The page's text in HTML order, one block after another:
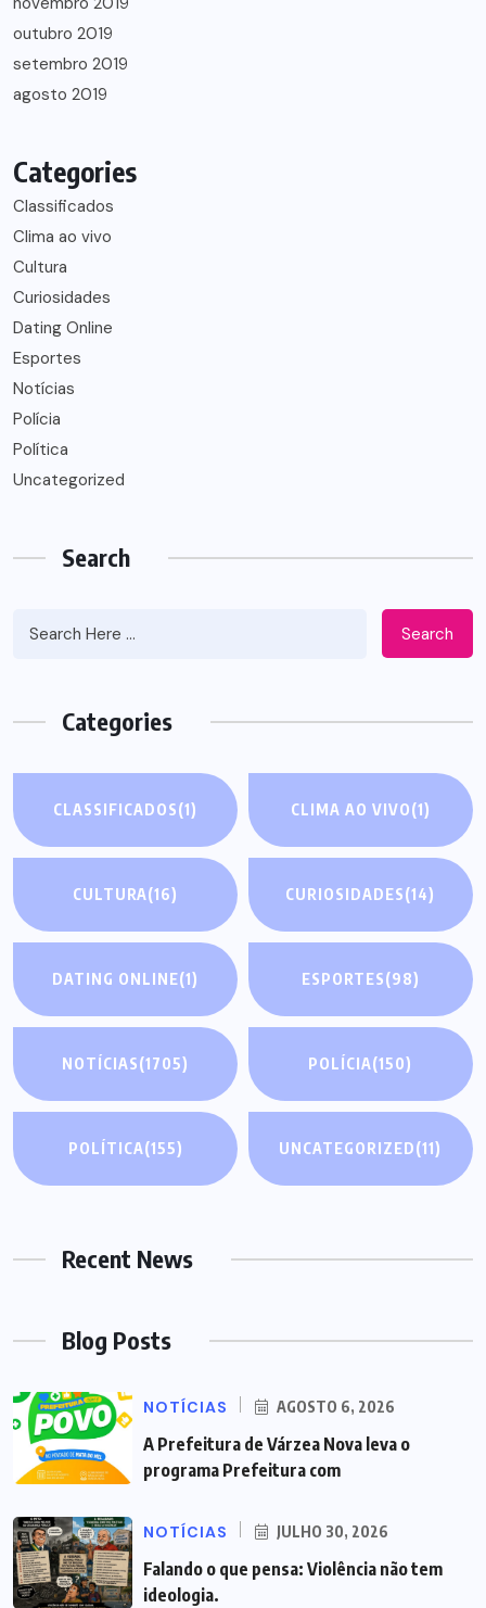
outubro 2019
setembro 2019
agosto 2019
Categories
Classificados
Clima ao vivo
Cultura
Curiosidades
Dating Online
Esportes
Notícias
Polícia
Política
Uncategorized
Search
Search
Categories
CLASSIFICADOS(1) CLIMA AO VIVO(1)
CULTURA(16) CURIOSIDADES(14)
DATING ONLINE(1) ESPORTES(98)
NOTÍCIAS(1705) POLÍCIA(150)
POLÍTICA(155) UNCATEGORIZED(11)
Recent News
Blog Posts
NOTÍCIAS AGOSTO 6, 2026
A Prefeitura de Várzea Nova leva o
programa Prefeitura com
NOTÍCIAS JULHO 30, 2026
Falando o que pensa: Violência não tem
ideologia.